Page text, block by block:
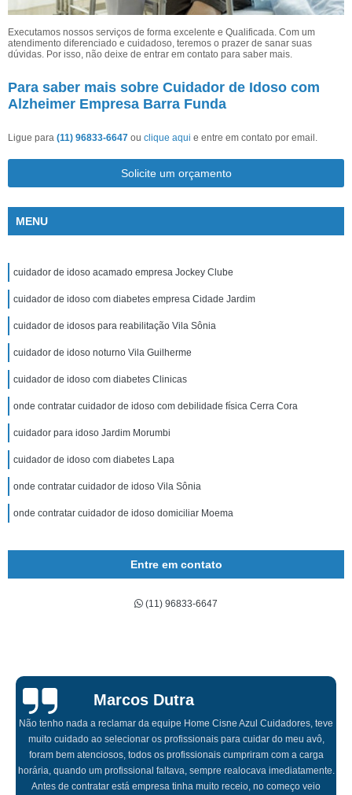
Executamos nossos serviços de forma excelente e Qualificada. Com um
atendimento diferenciado e cuidadoso, teremos o prazer de sanar suas
dúvidas. Por isso, não deixe de entrar em contato para saber mais.
Para saber mais sobre Cuidador de Idoso com
Alzheimer Empresa Barra Funda
Ligue para (11) 96833-6647 ou clique aqui e entre em contato por email.
Solicite um orçamento
MENU
cuidador de idoso acamado empresa Jockey Clube
cuidador de idoso com diabetes empresa Cidade Jardim
cuidador de idosos para reabilitação Vila Sônia
cuidador de idoso noturno Vila Guilherme
cuidador de idoso com diabetes Clinicas
onde contratar cuidador de idoso com debilidade física Cerra Cora
cuidador para idoso Jardim Morumbi
cuidador de idoso com diabetes Lapa
onde contratar cuidador de idoso Vila Sônia
onde contratar cuidador de idoso domiciliar Moema
Entre em contato
(11) 96833-6647
Sarah Botelho
Contratei a Home Cisne Azul para minha mãe e foi a melhor escolha que
fiz, além de ter profissionais altamente qualificados, tem um valor muito
acessível, a equipe é bem treinada, suporte extraordinário, profissionais
sempre interagiam com jogos e brincadeiras, não me preocupei com nada,